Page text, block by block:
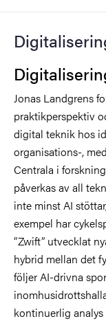
Jonas Landgrens
praktikperspektiv
digital teknik hos
organisations-,
Centrala i
påverkas av all
inte minst AI
exempel har
”Zwift” utvecklat
hybrid mellan det
följer AI-drivna
kontinuerlig